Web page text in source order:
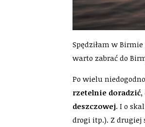
Spędziłam w
warto zabrać do
Po wielu
rzetelnie doradzić,
deszczowej. I o
drogi itp.). Z drugiej